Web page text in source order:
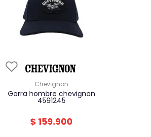
chevignon
gorra hombre chevignon
4591245
$ 159.900